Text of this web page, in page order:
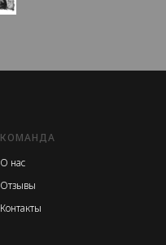
КОМАНДА
О нас
Отзывы
Контакты